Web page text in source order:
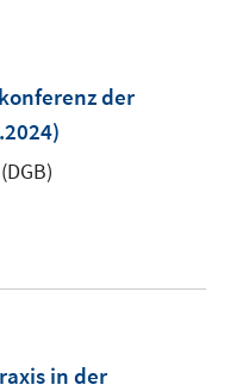
der
in der